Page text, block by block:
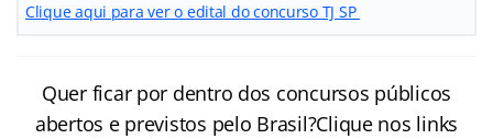
Clique aqui para ver o edital do concurso TJ SP
Quer ficar por dentro dos concursos públicos
abertos e previstos pelo Brasil?Clique nos links